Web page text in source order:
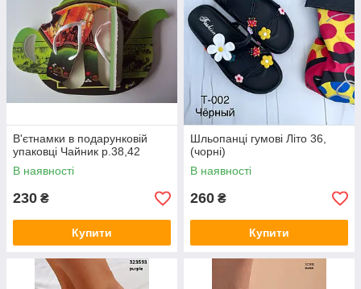
В'єтнамки в подарунковій
упаковці Чайник р.38,42
В наявності
230 ₴
Купити
Шльопанці гумові Літо 36,
(чорні)
В наявності
260 ₴
Купити